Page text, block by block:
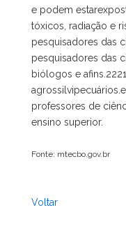
e podem
tóxicos, radiação e
pesquisadores das
pesquisadores das
biólogos e
professores de
ensino superior.
Fonte: mtecbo.gov.br
Voltar